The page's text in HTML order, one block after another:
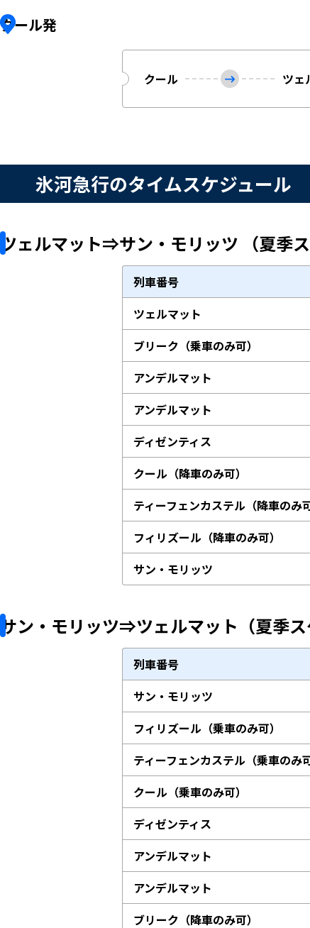
クール発
クール ツェ
氷河急行のタイムスケジュール
ツェルマット⇒サン・モリッツ （夏季
列車番号
ツェルマット
ブリーク（乗車のみ可）
アンデルマット
アンデルマット
ディゼンティス
クール（降車のみ可）
ティーフェンカステル（降車のみ可
フィリズール（降車のみ可）
サン・モリッツ
サン・モリッツ⇒ツェルマット（夏季
列車番号
サン・モリッツ
フィリズール（乗車のみ可）
ティーフェンカステル（乗車のみ可
クール（乗車のみ可）
ディゼンティス
アンデルマット
アンデルマット
ブリーク（降車のみ可）